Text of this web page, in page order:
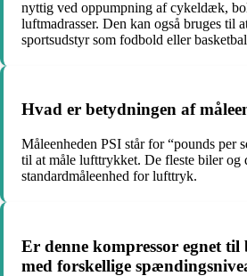
nyttig ved oppumpning af cykeldæk,
luftmadrasser. Den kan også bruges til
sportsudstyr som fodbold eller
Hvad er betydningen af
Måleenheden PSI står for “pounds per
til at måle lufttrykket. De fleste biler og
standardmåleenhed for lufttryk.
Er denne kompressor egnet
med forskellige